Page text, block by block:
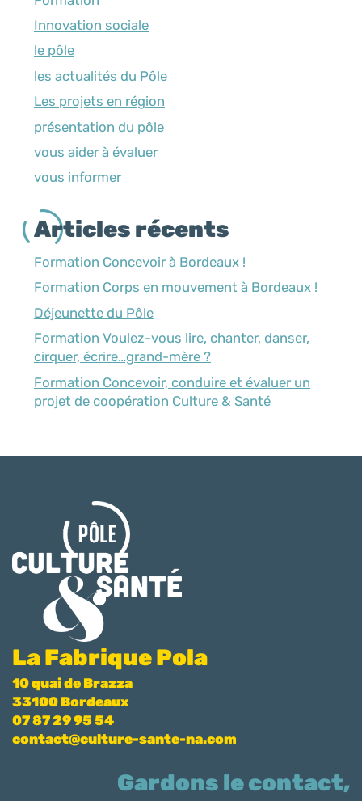
Innovation sociale
le pôle
les actualités du Pôle
Les projets en région
présentation du pôle
vous aider à évaluer
vous informer
Articles récents
Formation Concevoir à Bordeaux !
Formation Corps en mouvement à Bordeaux !
Déjeunette du Pôle
Formation Voulez-vous lire, chanter, danser,
cirquer, écrire…grand-mère ?
Formation Concevoir, conduire et évaluer un
projet de coopération Culture & Santé
La Fabrique Pola
10 quai de Brazza
33100 Bordeaux
07 87 29 95 54
contact@culture-sante-na.com
Gardons le contact,